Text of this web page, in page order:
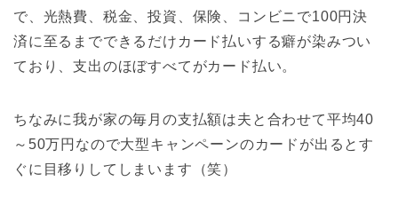
で、光熱費、税金、投資、保険、コンビニで100円決
済に至るまでできるだけカード払いする癖が染みつい
ており、支出のほぼすべてがカード払い。
ちなみに我が家の毎月の支払額は夫と合わせて平均40
～50万円なので大型キャンペーンのカードが出るとす
ぐに目移りしてしまいます（笑）